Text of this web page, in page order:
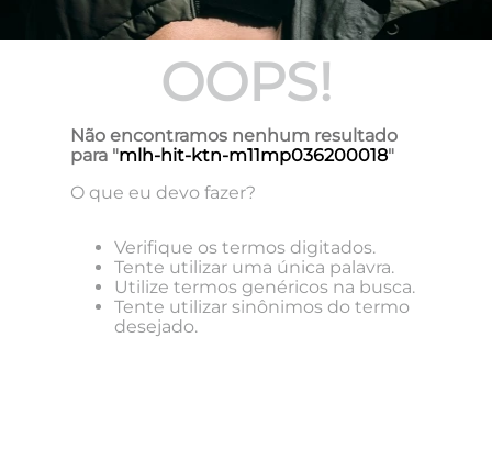
OOPS!
Não encontramos nenhum resultado
para "mlh-hit-ktn-m11mp036200018"
O que eu devo fazer?
Verifique os termos digitados.
Tente utilizar uma única palavra.
Utilize termos genéricos na busca.
Tente utilizar sinônimos do termo
desejado.